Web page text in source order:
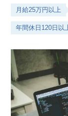
月給25万円以上
年間休日120日以